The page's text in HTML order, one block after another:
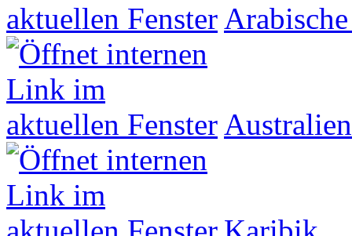
Australien